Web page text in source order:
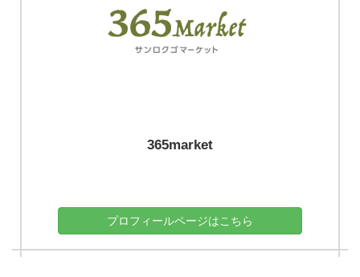
365market
プロフィールページはこちら